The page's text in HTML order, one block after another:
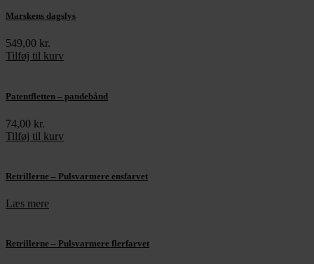
Marskens dagslys
549,00 kr.
Tilføj til kurv
Patentfletten – pandebånd
74,00 kr.
Tilføj til kurv
Retrillerne – Pulsvarmere ensfarvet
Læs mere
Retrillerne – Pulsvarmere flerfarvet